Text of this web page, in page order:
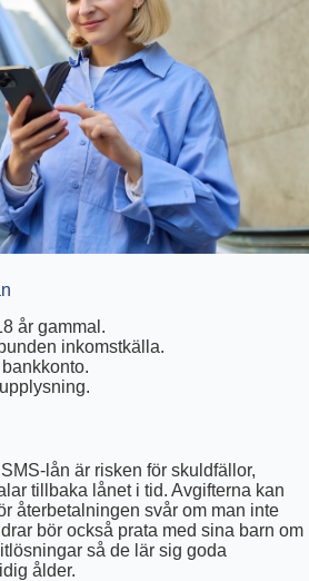
år gammal.
inkomstkälla.
lån är risken för skuldfällor,
tillbaka lånet i tid. Avgifterna kan
återbetalningen svår om man inte
bör också prata med sina barn om
så de lär sig goda
ålder.